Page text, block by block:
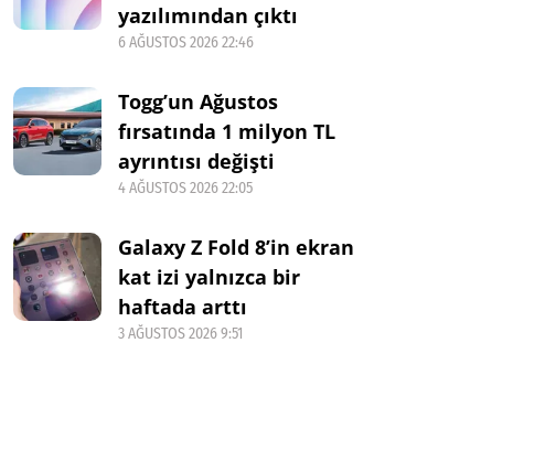
yazılımından çıktı
6 AĞUSTOS 2026 22:46
Togg’un Ağustos
fırsatında 1 milyon TL
ayrıntısı değişti
4 AĞUSTOS 2026 22:05
Galaxy Z Fold 8’in ekran
kat izi yalnızca bir
haftada arttı
3 AĞUSTOS 2026 9:51